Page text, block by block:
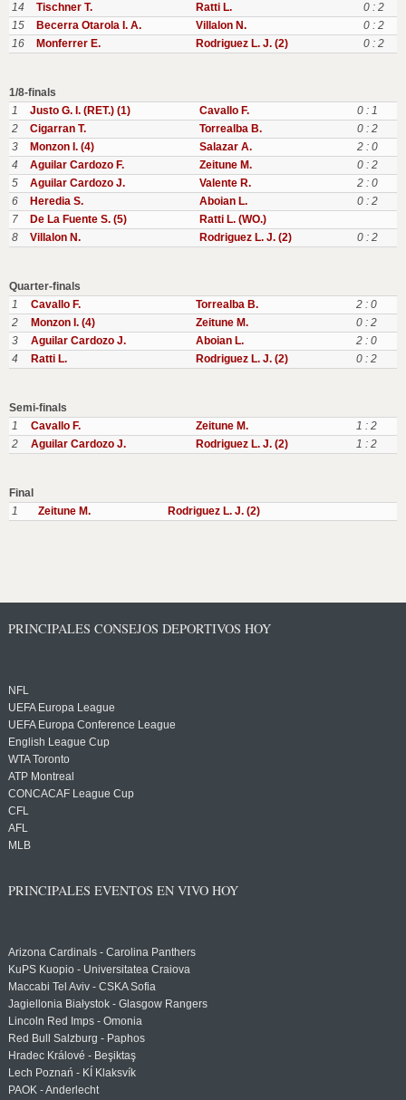
14 Tischner T. Ratti L.
0 : 2
15
Becerra Otarola I. A. Villalon N.
0 : 2
16
Monferrer E. Rodriguez L. J. (2) 0 : 2
1/8-finals
1
Justo G. I. (RET.) (1) Cavallo F.
0 : 1
2
Cigarran T. Torrealba B.
0 : 2
3
Monzon I. (4) Salazar A.
2 : 0
4
Aguilar Cardozo F. Zeitune M.
0 : 2
5
Aguilar Cardozo J. Valente R.
2 : 0
6
Heredia S. Aboian L.
0 : 2
7
De La Fuente S. (5)
Ratti L. (WO.)
8
Villalon N. Rodriguez L. J. (2) 0 : 2
Quarter-finals
1
Cavallo F. Torrealba B.
2 : 0
2
Monzon I. (4) Zeitune M.
0 : 2
3
Aguilar Cardozo J. Aboian L.
2 : 0
4
Ratti L. Rodriguez L. J. (2) 0 : 2
Semi-finals
1
Cavallo F. Zeitune M.
1 : 2
2
Aguilar Cardozo J. Rodriguez L. J. (2) 1 : 2
Final
1
Zeitune M. Rodriguez L. J. (2)
PRINCIPALES CONSEJOS DEPORTIVOS HOY
NFL
UEFA Europa League
UEFA Europa Conference League
English League Cup
WTA Toronto
ATP Montreal
CONCACAF League Cup
CFL
AFL
MLB
PRINCIPALES EVENTOS EN VIVO HOY
Arizona Cardinals - Carolina Panthers
KuPS Kuopio - Universitatea Craiova
Maccabi Tel Aviv - CSKA Sofia
Jagiellonia Białystok - Glasgow Rangers
Lincoln Red Imps - Omonia
Red Bull Salzburg - Paphos
Hradec Králové - Beşiktaş
Lech Poznań - KÍ Klaksvík
PAOK - Anderlecht